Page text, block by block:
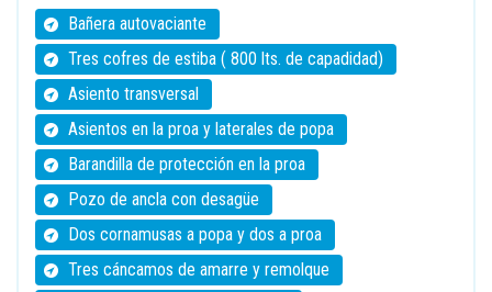
Bañera autovaciante
Tres cofres de estiba ( 800 lts. de capadidad)
Asiento transversal
Asientos en la proa y laterales de popa
Barandilla de protección en la proa
Pozo de ancla con desagüe
Dos cornamusas a popa y dos a proa
Tres cáncamos de amarre y remolque